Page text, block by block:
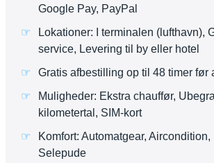
Google Pay, PayPal
Lokationer: I terminalen (lufthavn),
service, Levering til by eller hotel
Gratis afbestilling op til 48 timer før
Muligheder: Ekstra chauffør,
kilometertal, SIM-kort
Komfort: Automatgear,
Selepude